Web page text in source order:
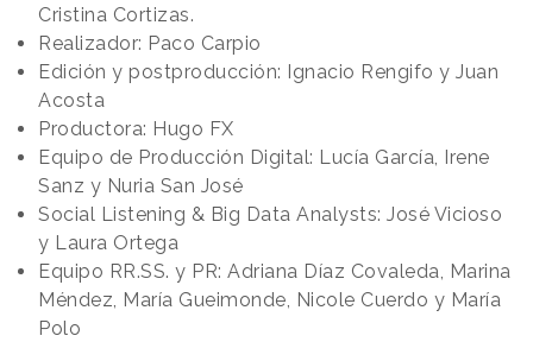
Cristina Cortizas.
Realizador: Paco Carpio
Edición y postproducción: Ignacio Rengifo y Juan
Acosta
Productora: Hugo FX
Equipo de Producción Digital: Lucía García, Irene
Sanz y Nuria San José
Social Listening & Big Data Analysts: José Vicioso
y Laura Ortega
Equipo RR.SS. y PR: Adriana Díaz Covaleda, Marina
Méndez, María Gueimonde, Nicole Cuerdo y María
Polo